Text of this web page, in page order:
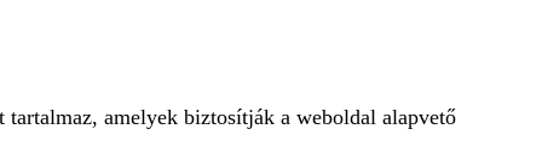
tartalmaz, amelyek biztosítják a weboldal alapvető